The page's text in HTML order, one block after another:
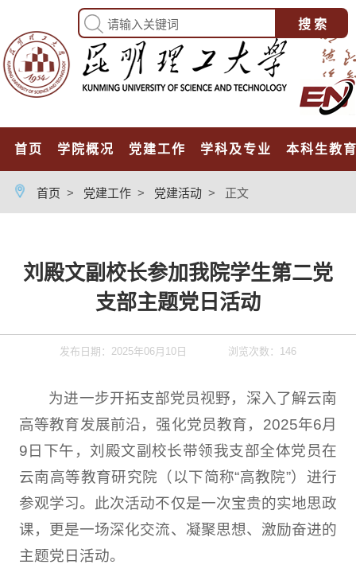
首页 学院概况 党建工作 学科及专业 本科生教
首页 > 党建工作 > 党建活动 > 正文
刘殿文副校长参加我院学生第二党
支部主题党日活动
发布日期：2025年06月10日 浏览次数： 146
为进一步开拓支部党员视野，深入了解云南
高等教育发展前沿，强化党员教育，2025年6月
9日下午，刘殿文副校长带领我支部全体党员在
云南高等教育研究院（以下简称“高教院”）进行
参观学习。此次活动不仅是一次宝贵的实地思政
课，更是一场深化交流、凝聚思想、激励奋进的
主题党日活动。